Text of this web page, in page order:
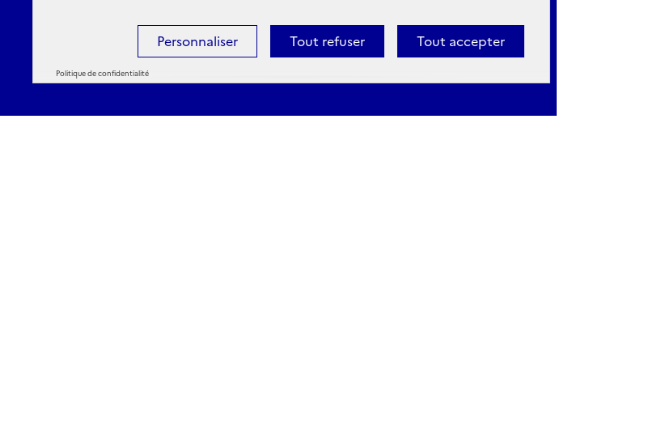
Tout accepter
Tout refuser
Personnaliser
Politique de confidentialité